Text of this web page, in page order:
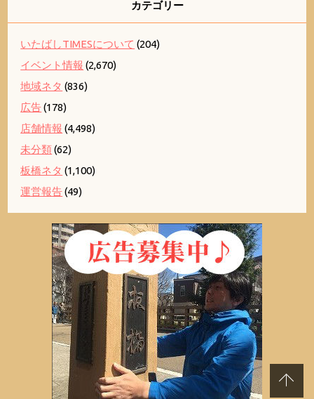
カテゴリー
いたばしTIMESについて (204)
イベント情報 (2,670)
地域ネタ (836)
広告(178)
店舗情報 (4,498)
未分類(62)
板橋ネタ (1,100)
運営報告(49)